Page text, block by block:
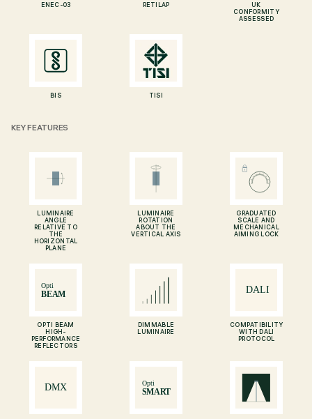
ENEC-03 RETILAP
UK
CONFORMITY
ASSESSED
BIS TISI
KEY FEATURES
LUMINAIRE
ANGLE
RELATIVE TO
THE
HORIZONTAL
PLANE
LUMINAIRE
ROTATION
ABOUT THE
VERTICAL AXIS
GRADUATED
SCALE AND
MECHANICAL
AIMING LOCK
OPTI BEAM
HIGH-
PERFORMANCE
REFLECTORS
DIMMABLE
LUMINAIRE
COMPATIBILITY
WITH DALI
PROTOCOL